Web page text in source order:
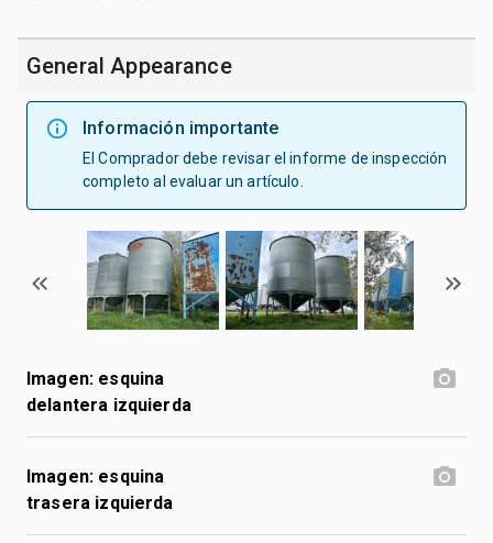
General Appearance
Información importante
El Comprador debe revisar el informe de inspección
completo al evaluar un artículo.
Imagen: esquina
delantera izquierda
Imagen: esquina
trasera izquierda